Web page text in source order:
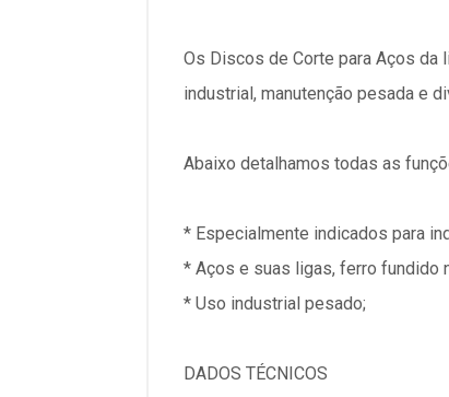
Os Discos de Corte para Aços da
industrial, manutenção pesada e
Abaixo detalhamos todas as
* Especialmente indicados para
* Aços e suas ligas, ferro fundido
* Uso industrial pesado;
DADOS TÉCNICOS